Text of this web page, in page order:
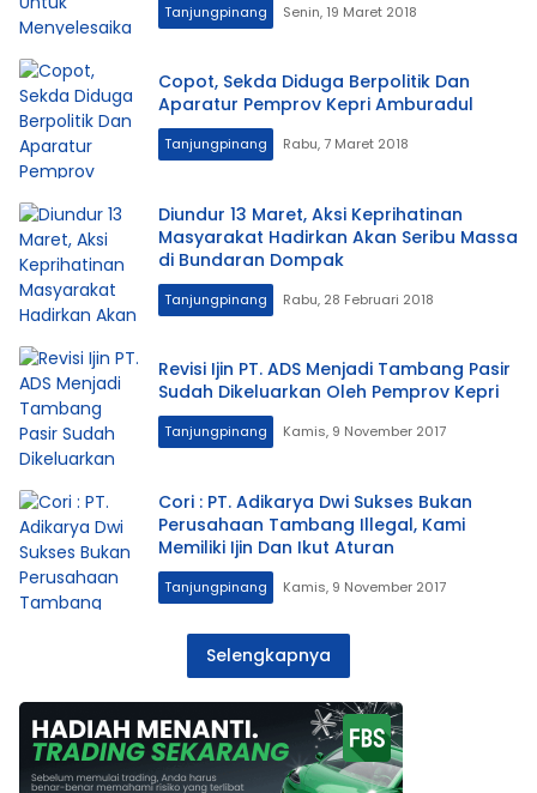
Tanjungpinang Senin, 19 Maret 2018
Copot, Sekda Diduga Berpolitik Dan
Aparatur Pemprov Kepri Amburadul
Tanjungpinang Rabu, 7 Maret 2018
Diundur 13 Maret, Aksi Keprihatinan
Masyarakat Hadirkan Akan Seribu Massa
di Bundaran Dompak
Tanjungpinang Rabu, 28 Februari 2018
Revisi Ijin PT. ADS Menjadi Tambang Pasir
Sudah Dikeluarkan Oleh Pemprov Kepri
Tanjungpinang Kamis, 9 November 2017
Cori : PT. Adikarya Dwi Sukses Bukan
Perusahaan Tambang Illegal, Kami
Memiliki Ijin Dan Ikut Aturan
Tanjungpinang Kamis, 9 November 2017
Selengkapnya